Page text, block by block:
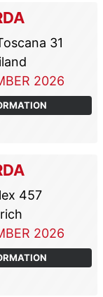
31
2026
457
2026